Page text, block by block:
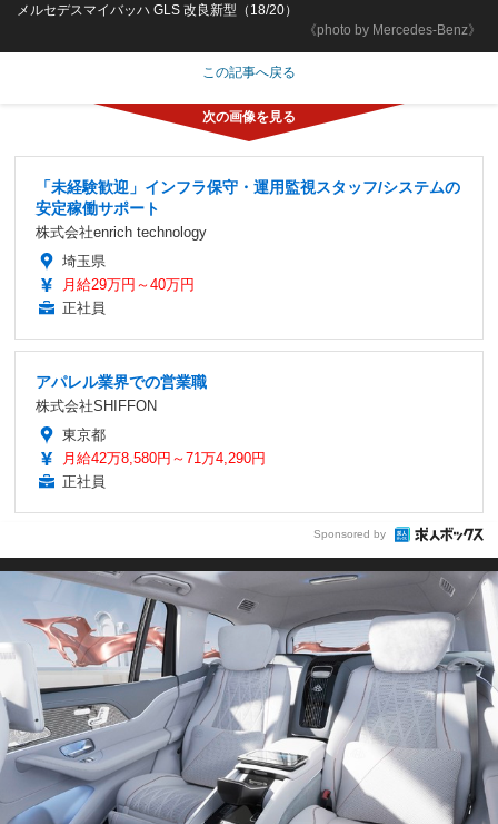
《photo by Mercedes-Benz》
メルセデスマイバッハ GLS 改良新型（18/20）
この記事へ戻る
「未経験歓迎」インフラ保守・運用監視スタッフ/システムの
安定稼働サポート
株式会社enrich technology
埼玉県
月給29万円～40万円
正社員
アパレル業界での営業職
株式会社SHIFFON
東京都
月給42万8,580円～71万4,290円
正社員
Sponsored by